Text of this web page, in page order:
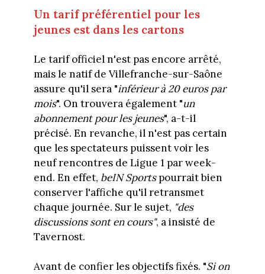
Un tarif préférentiel pour les
jeunes est dans les cartons
Le tarif officiel n'est pas encore arrêté,
mais le natif de Villefranche-sur-Saône
assure qu'il sera "inférieur à 20 euros par
mois". On trouvera également "un
abonnement pour les jeunes", a-t-il
précisé. En revanche, il n'est pas certain
que les spectateurs puissent voir les
neuf rencontres de Ligue 1 par week-
end. En effet, beIN Sportspourrait bien
conserver l'affiche qu'il retransmet
chaque journée. Sur le sujet, "des
discussions sont en cours", a insisté de
Tavernost.
Avant de confier les objectifs fixés. "Si on